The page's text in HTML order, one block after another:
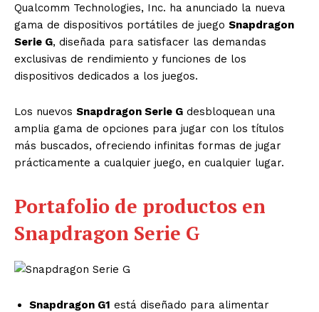
Qualcomm Technologies, Inc. ha anunciado la nueva
gama de dispositivos portátiles de juego Snapdragon
Serie G, diseñada para satisfacer las demandas
exclusivas de rendimiento y funciones de los
dispositivos dedicados a los juegos.
Los nuevos Snapdragon Serie G desbloquean una
amplia gama de opciones para jugar con los títulos
más buscados, ofreciendo infinitas formas de jugar
prácticamente a cualquier juego, en cualquier lugar.
Portafolio de productos en
Snapdragon Serie G
Snapdragon G1 está diseñado para alimentar